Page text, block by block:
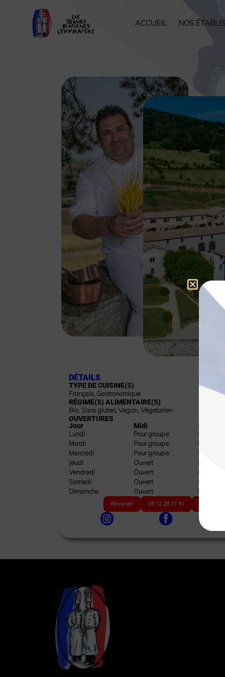
ACCUEIL NOS
DÉTAILS
TYPE DE CUISINE(S)
Français, Gastronomique
RÉGIME(S) ALIMENTAIRE(S)
Bio, Sans gluten, Vegan, Végetarien
OUVERTURES
Jour
Lundi
Mardi
Mercredi
Jeudi
Vendredi
Samedi
Dimanche
Midi
Pour groupe
Pour groupe
Pour groupe
Ouvert
Ouvert
Ouvert
Ouvert
Soir
Pour
Pour
Pour
Pour
Ouvert
Ouvert
Fermé
Réserver 09 72 28 77 91